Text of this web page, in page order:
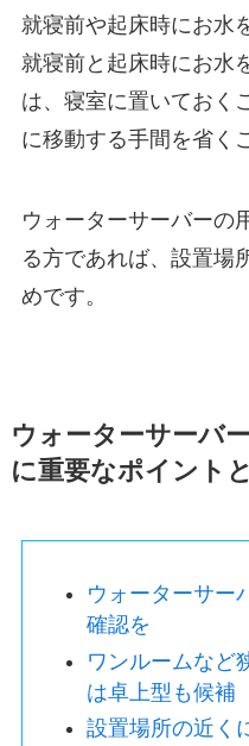
就寝前や起床時にお水
就寝前と起床時にお水
は、寝室に置いておく
に移動する手間を省く
ウォーターサーバーの
る方であれば、設置場
めです。
ウォーターサーバ
に重要なポイント
ウォーターサー
確認を
ワンルームなど
は卓上型も候補
設置場所の近く